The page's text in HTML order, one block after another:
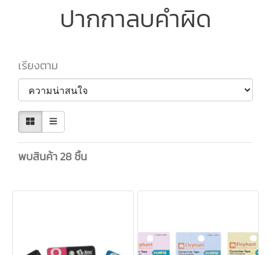
ปากกาลบคำผิด
เรียงตาม
พบสินค้า 28 ชิ้น